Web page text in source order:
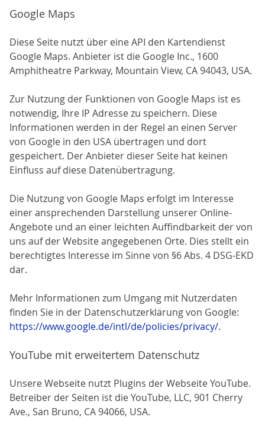
Google Maps
Diese Seite nutzt über eine API den Kartendienst
Google Maps. Anbieter ist die Google Inc., 1600
Amphitheatre Parkway, Mountain View, CA 94043, USA.
Zur Nutzung der Funktionen von Google Maps ist es
notwendig, Ihre IP Adresse zu speichern. Diese
Informationen werden in der Regel an einen Server
von Google in den USA übertragen und dort
gespeichert. Der Anbieter dieser Seite hat keinen
Einfluss auf diese Datenübertragung.
Die Nutzung von Google Maps erfolgt im Interesse
einer ansprechenden Darstellung unserer Online-
Angebote und an einer leichten Auffindbarkeit der von
uns auf der Website angegebenen Orte. Dies stellt ein
berechtigtes Interesse im Sinne von §6 Abs. 4 DSG-EKD
dar.
Mehr Informationen zum Umgang mit Nutzerdaten
finden Sie in der Datenschutzerklärung von Google:
https://www.google.de/intl/de/policies/privacy/.
YouTube mit erweitertem Datenschutz
Unsere Webseite nutzt Plugins der Webseite YouTube.
Betreiber der Seiten ist die YouTube, LLC, 901 Cherry
Ave., San Bruno, CA 94066, USA.